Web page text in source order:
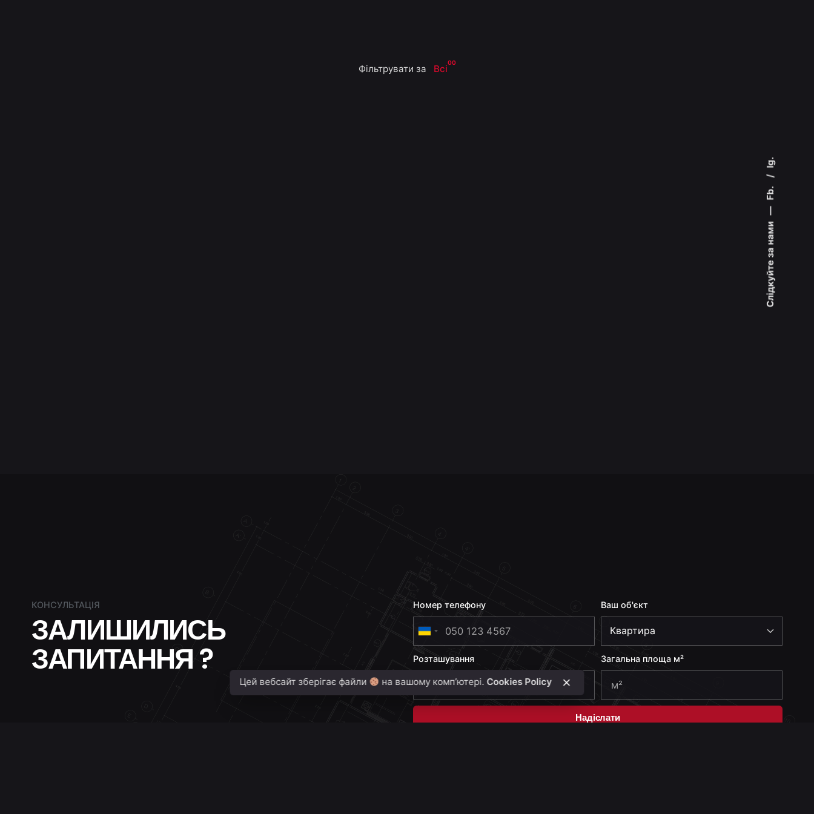
Слідкуйте за нами
Fb.
Ig.
Фільтрувати за Всі
00
КОНСУЛЬТАЦІЯ
ЗАЛИШИЛИСЬ
ЗАПИТАННЯ ?
Номер телефону
U
k
r
a
i
n
e
Ваш об'єкт
Розташування Загальна площа м²
Надіслати
Цей вебсайт зберігає файли на вашому комп’ютері. Cookies Policy